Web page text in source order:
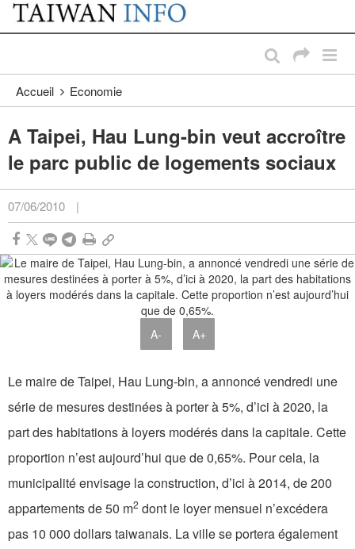
Passer au contenu principal
:::
Accueil Economie
A Taipei, Hau Lung-bin veut accroître
le parc public de logements sociaux
07/06/2010 |
A- A+
Le maire de Taipei, Hau Lung-bin, a annoncé vendredi une
série de mesures destinées à porter à 5%, d’ici à 2020, la
part des habitations à loyers modérés dans la capitale. Cette
proportion n’est aujourd’hui que de 0,65%. Pour cela, la
municipalité envisage la construction, d’ici à 2014, de 200
appartements de 50 m2 dont le loyer mensuel n’excédera
pas 10 000 dollars taiwanais. La ville se portera également